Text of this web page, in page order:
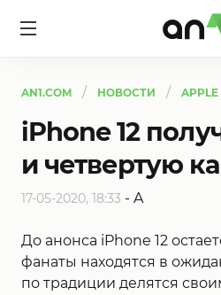
AN1.COM НОВОСТИ APPLE
iPhone 12
и четвертую
17-05-2020, 18:33 - A
До анонса iPhone 12
фанаты находятся в
по традиции делятся